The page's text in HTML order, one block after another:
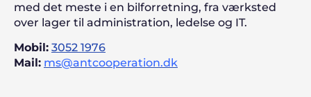
med det meste i en bilforretning, fra værksted
over lager til administration, ledelse og IT.
Mobil: 3052 1976
Mail: ms@antcooperation.dk